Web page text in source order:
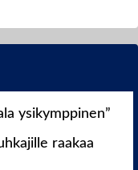
ysikymppinen”
raakaa